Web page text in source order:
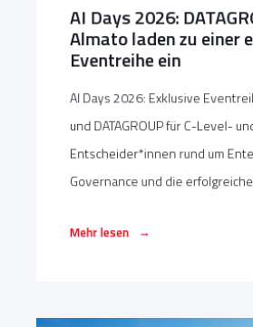
AI Days 2026:
Almato laden zu einer
Eventreihe ein
AI Days 2026: Exklusive
und DATAGROUP für C-Level-
Entscheider*innen rund um
Governance und die
Mehr lesen →